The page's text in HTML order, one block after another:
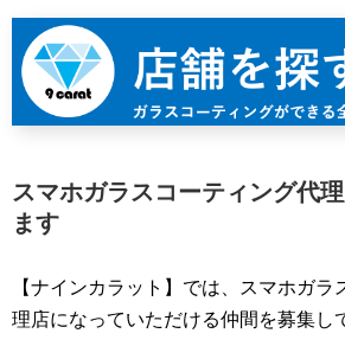
スマホガラスコーティング代
ます
【ナインカラット】では、スマホガラ
理店になっていただける仲間を募集し